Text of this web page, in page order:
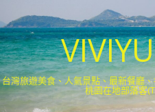
台灣旅遊美食、人氣景點、最新餐廳
桃園在地部落客